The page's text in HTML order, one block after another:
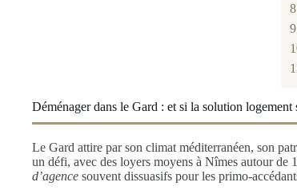
Déménager dans le Gard : et si la solution logement
Le Gard attire par son climat méditerranéen, son
un défi, avec des loyers moyens à Nîmes autour de
d’agence souvent dissuasifs pour les primo-